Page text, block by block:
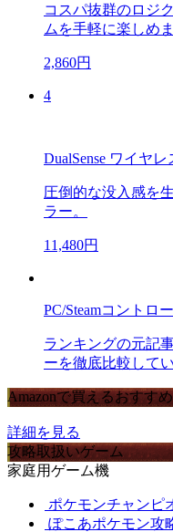
コスパ抜群のロジ
ムを手軽に楽しめま
2,860円
4
DualSense ワイヤ
圧倒的な没入感を
ラー。
11,480円
PC/Steamコントロ
ランキングの元記
ーを徹底比較して
Amazonで買えるおすす
詳細を見る
攻略取扱いゲーム
家庭用ゲーム機
ポケモンチャンピ
ぽこあポケモン攻